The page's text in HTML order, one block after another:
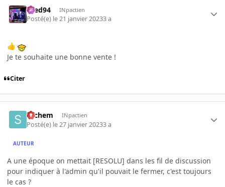
bred94 INpactien
Posté(e) le 21 janvier 20233 a
👍
Je te souhaite une bonne vente !
Citer
sachem INpactien
Posté(e) le 27 janvier 20233 a
AUTEUR
A une époque on mettait [RESOLU] dans les fil de discussion
pour indiquer à l'admin qu'il pouvait le fermer, c'est toujours
le cas ?